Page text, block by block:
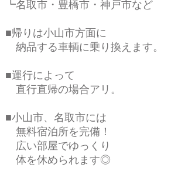
┗名取市・豊橋市・神戸市など
■帰りは小山市方面に
納品する車輌に乗り換えます。
■運行によって
直行直帰の場合アリ。
■小山市、名取市には
無料宿泊所を完備！
広い部屋でゆっくり
体を休められます◎